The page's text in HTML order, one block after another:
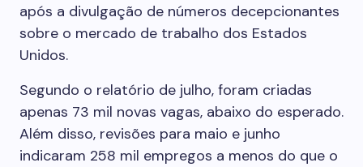
após a divulgação de números decepcionantes
sobre o mercado de trabalho dos Estados
Unidos.
Segundo o relatório de julho, foram criadas
apenas 73 mil novas vagas, abaixo do esperado.
Além disso, revisões para maio e junho
indicaram 258 mil empregos a menos do que o